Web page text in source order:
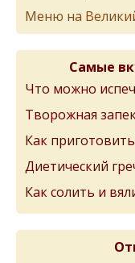
Меню на
Самые
Что можно
Творожная
Как
Диетический
Как солить и